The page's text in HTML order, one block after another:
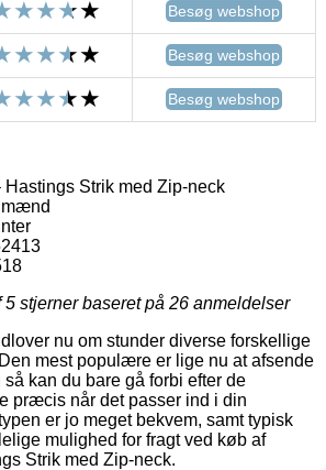
Besøg webshop
Besøg webshop
Besøg webshop
Hastings Strik med Zip-neck
5 stjerner baseret på 26 anmeldelser
nu om stunder diverse forskellige
mest populære er lige nu at afsende
kan du bare gå forbi efter de
præcis når det passer ind i din
er jo meget bekvem, samt typisk
mulighed for fragt ved køb af
Strik med Zip-neck.